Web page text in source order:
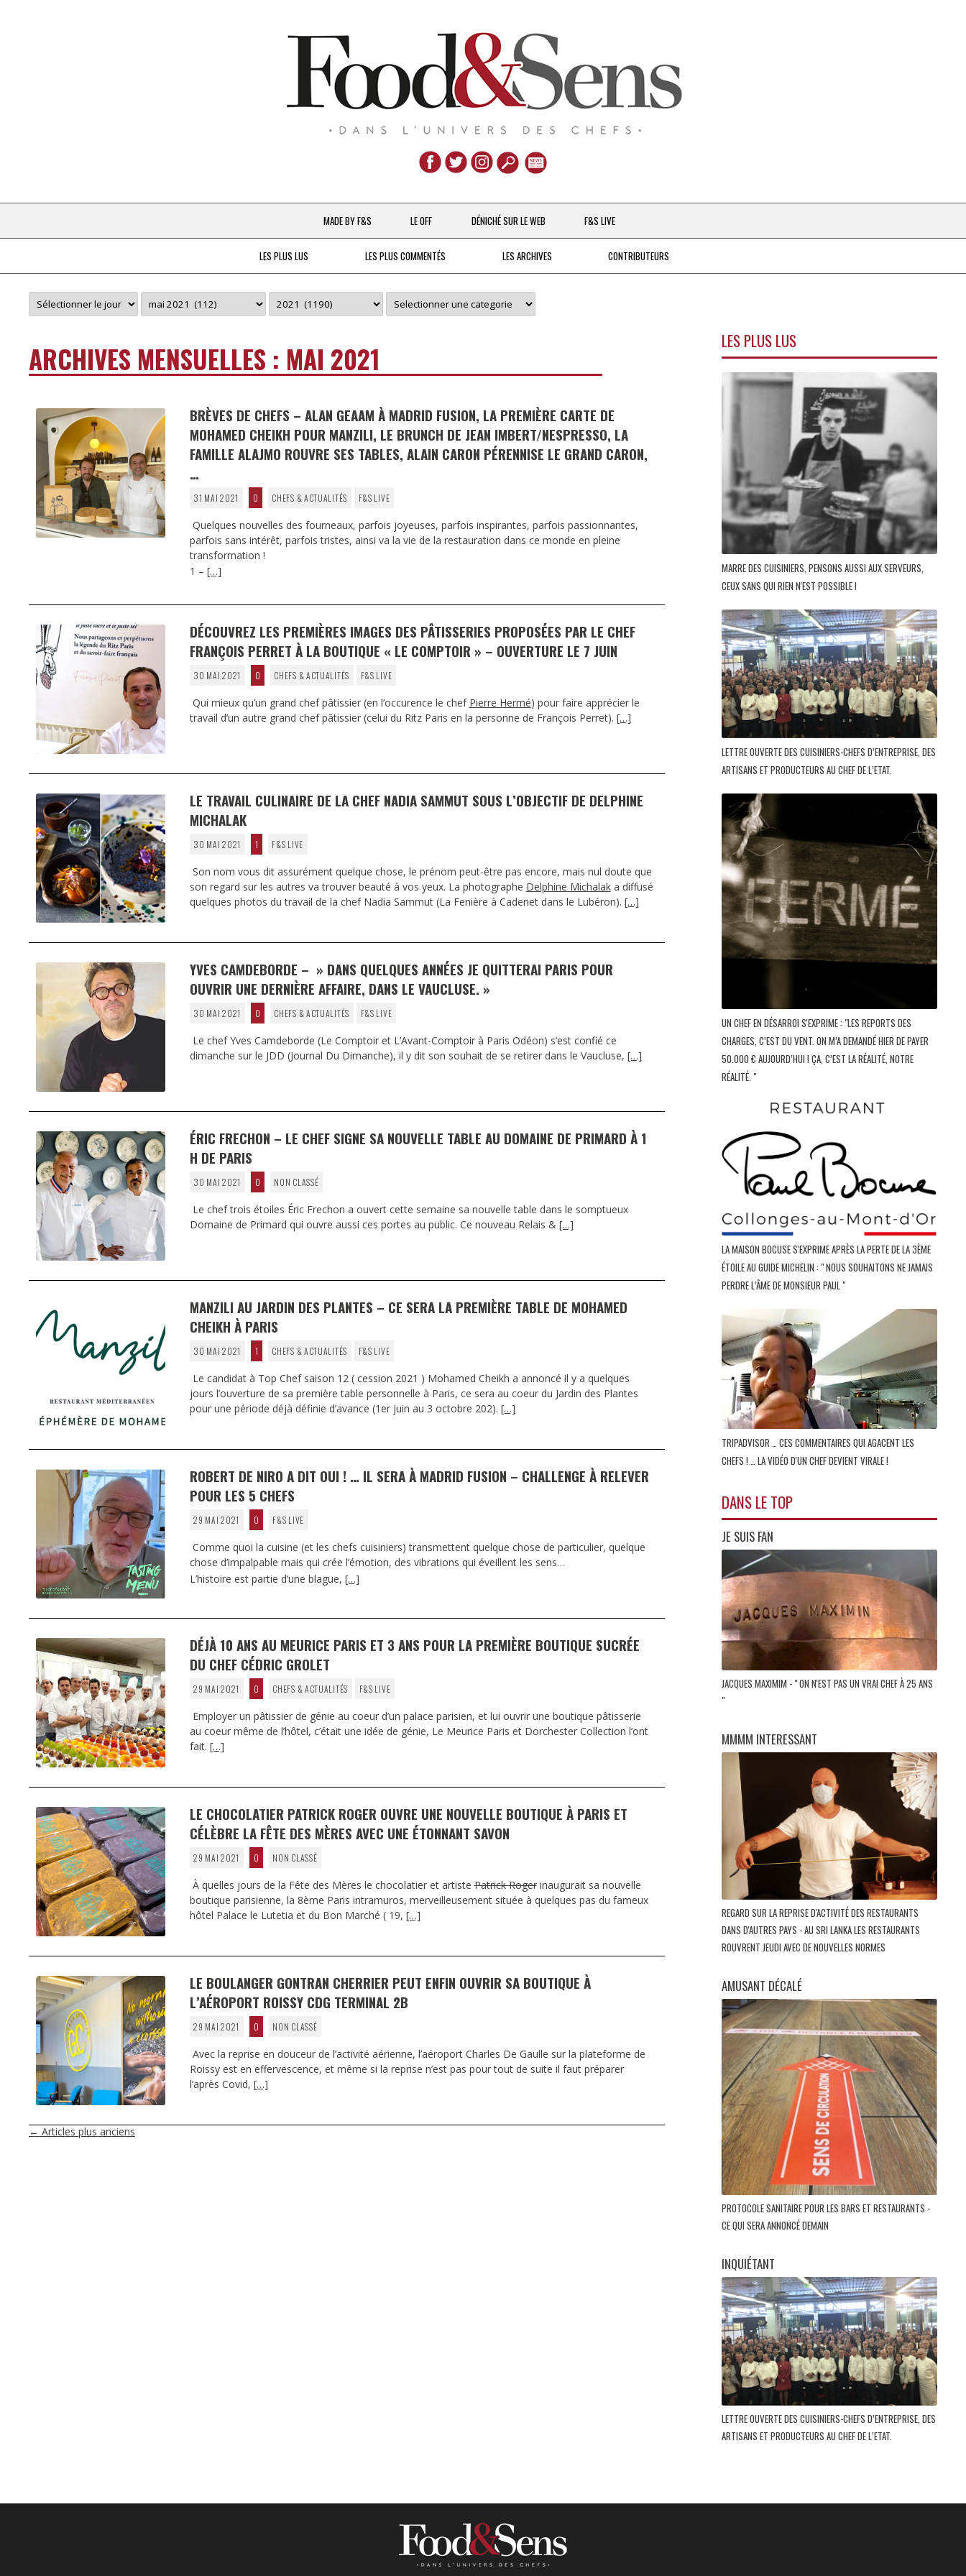
Aller
au
contenu
MADE BY F&S
CHEFS & ACTUALITÉS
À LA PETITE CUILLÈRE
V…DE VOYAGE
LE OFF DÉNICHÉ SUR LE WEB F&S LIVE
LES PLUS LUS LES PLUS COMMENTÉS LES ARCHIVES CONTRIBUTEURS
ARCHIVES MENSUELLES : MAI 2021
BRÈVES DE CHEFS – ALAN GEAAM À MADRID FUSION, LA PREMIÈRE CARTE DE
MOHAMED CHEIKH POUR MANZILI, LE BRUNCH DE JEAN IMBERT/NESPRESSO, LA
FAMILLE ALAJMO ROUVRE SES TABLES, ALAIN CARON PÉRENNISE LE GRAND CARON,
…
31 MAI 2021 0 CHEFS & ACTUALITÉS F&S LIVE
Quelques nouvelles des fourneaux, parfois joyeuses, parfois inspirantes, parfois passionnantes,
parfois sans intérêt, parfois tristes, ainsi va la vie de la restauration dans ce monde en pleine
transformation !
1 – […]
DÉCOUVREZ LES PREMIÈRES IMAGES DES PÂTISSERIES PROPOSÉES PAR LE CHEF
FRANÇOIS PERRET À LA BOUTIQUE « LE COMPTOIR » – OUVERTURE LE 7 JUIN
30 MAI 2021 0 CHEFS & ACTUALITÉS F&S LIVE
Qui mieux qu’un grand chef pâtissier (en l’occurence le chef Pierre Hermé) pour faire apprécier le
travail d’un autre grand chef pâtissier (celui du Ritz Paris en la personne de François Perret). […]
LE TRAVAIL CULINAIRE DE LA CHEF NADIA SAMMUT SOUS L’OBJECTIF DE DELPHINE
MICHALAK
30 MAI 2021 1 F&S LIVE
Son nom vous dit assurément quelque chose, le prénom peut-être pas encore, mais nul doute que
son regard sur les autres va trouver beauté à vos yeux. La photographe Delphine Michalaka diffusé
quelques photos du travail de la chef Nadia Sammut (La Fenière à Cadenet dans le Lubéron). […]
YVES CAMDEBORDE – » DANS QUELQUES ANNÉES JE QUITTERAI PARIS POUR
OUVRIR UNE DERNIÈRE AFFAIRE, DANS LE VAUCLUSE. »
30 MAI 2021 0 CHEFS & ACTUALITÉS F&S LIVE
Le chef Yves Camdeborde (Le Comptoir et L’Avant-Comptoir à Paris Odéon) s’est confié ce
dimanche sur le JDD (Journal Du Dimanche), il y dit son souhait de se retirer dans le Vaucluse, […]
ÉRIC FRECHON – LE CHEF SIGNE SA NOUVELLE TABLE AU DOMAINE DE PRIMARD À 1
H DE PARIS
30 MAI 2021 0 NON CLASSÉ
Le chef trois étoiles Éric Frechon a ouvert cette semaine sa nouvelle table dans le somptueux
Domaine de Primard qui ouvre aussi ces portes au public. Ce nouveau Relais & […]
MANZILI AU JARDIN DES PLANTES – CE SERA LA PREMIÈRE TABLE DE MOHAMED
CHEIKH À PARIS
30 MAI 2021 1 CHEFS & ACTUALITÉS F&S LIVE
Le candidat à Top Chef saison 12 ( cession 2021 ) Mohamed Cheikh a annoncé il y a quelques
jours l’ouverture de sa première table personnelle à Paris, ce sera au coeur du Jardin des Plantes
pour une période déjà définie d’avance (1er juin au 3 octobre 202). […]
ROBERT DE NIRO A DIT OUI ! … IL SERA À MADRID FUSION – CHALLENGE À RELEVER
POUR LES 5 CHEFS
29 MAI 2021 0 F&S LIVE
Comme quoi la cuisine (et les chefs cuisiniers) transmettent quelque chose de particulier, quelque
chose d’impalpable mais qui crée l’émotion, des vibrations qui éveillent les sens…
L’histoire est partie d’une blague, […]
DÉJÀ 10 ANS AU MEURICE PARIS ET 3 ANS POUR LA PREMIÈRE BOUTIQUE SUCRÉE
DU CHEF CÉDRIC GROLET
29 MAI 2021 0 CHEFS & ACTUALITÉS F&S LIVE
Employer un pâtissier de génie au coeur d’un palace parisien, et lui ouvrir une boutique pâtisserie
au coeur même de l’hôtel, c’était une idée de génie, Le Meurice Paris et Dorchester Collection l’ont
fait. […]
LE CHOCOLATIER PATRICK ROGER OUVRE UNE NOUVELLE BOUTIQUE À PARIS ET
CÉLÈBRE LA FÊTE DES MÈRES AVEC UNE ÉTONNANT SAVON
29 MAI 2021 0 NON CLASSÉ
À quelles jours de la Fête des Mères le chocolatier et artistePatrick Rogerinaugurait sa nouvelle
boutique parisienne, la 8ème Paris intramuros, merveilleusement située à quelques pas du fameux
hôtel Palace le Lutetia et du Bon Marché ( 19, […]
LE BOULANGER GONTRAN CHERRIER PEUT ENFIN OUVRIR SA BOUTIQUE À
L’AÉROPORT ROISSY CDG TERMINAL 2B
29 MAI 2021 0 NON CLASSÉ
Avec la reprise en douceur de l’activité aérienne, l’aéroport Charles De Gaulle sur la plateforme de
Roissy est en effervescence, et même si la reprise n’est pas pour tout de suite il faut préparer
l’après Covid, […]
NAVIGATION
DES
← Articles plus anciens
LES PLUS LUS
MARRE DES CUISINIERS, PENSONS AUSSI AUX SERVEURS,
CEUX SANS QUI RIEN N'EST POSSIBLE !
LETTRE OUVERTE DES CUISINIERS-CHEFS D’ENTREPRISE, DES
ARTISANS ET PRODUCTEURS AU CHEF DE L’ETAT.
UN CHEF EN DÉSARROI S'EXPRIME : "LES REPORTS DES
CHARGES, C’EST DU VENT. ON M’A DEMANDÉ HIER DE PAYER
50.000 € AUJOURD’HUI ! ÇA, C’EST LA RÉALITÉ, NOTRE
RÉALITÉ. "
LA MAISON BOCUSE S'EXPRIME APRÈS LA PERTE DE LA 3ÈME
ÉTOILE AU GUIDE MICHELIN : " NOUS SOUHAITONS NE JAMAIS
PERDRE L’ÂME DE MONSIEUR PAUL "
TRIPADVISOR … CES COMMENTAIRES QUI AGACENT LES
CHEFS ! … LA VIDÉO D'UN CHEF DEVIENT VIRALE !
DANS LE TOP
JE SUIS FAN
JACQUES MAXIMIM - " ON N'EST PAS UN VRAI CHEF À 25 ANS
"
MMMM INTERESSANT
REGARD SUR LA REPRISE D'ACTIVITÉ DES RESTAURANTS
DANS D'AUTRES PAYS - AU SRI LANKA LES RESTAURANTS
ROUVRENT JEUDI AVEC DE NOUVELLES NORMES
AMUSANT DÉCALÉ
PROTOCOLE SANITAIRE POUR LES BARS ET RESTAURANTS -
CE QUI SERA ANNONCÉ DEMAIN
INQUIÉTANT
LETTRE OUVERTE DES CUISINIERS-CHEFS D’ENTREPRISE, DES
ARTISANS ET PRODUCTEURS AU CHEF DE L’ETAT.